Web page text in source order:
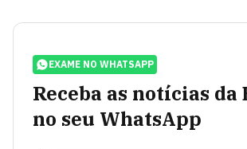
EXAME NO WHATSAPP
Receba as notícias da
no seu WhatsApp